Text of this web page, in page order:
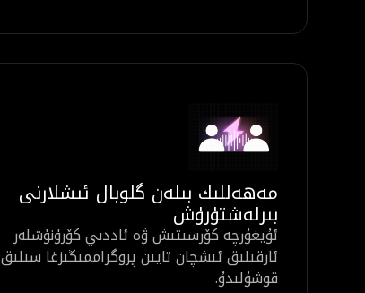
مەھەللىك بىلەن گلوبال ئىشلارنى
بىرلەشتۈرۈش
ئۇيغۇرچە كۆرسىتىش ۋە ئاددىي كۆرۈنۈشلەر
ئارقىلىق ئىشچان تايىن پروگراممىڭىزغا سىلىق
قوشۇلىدۇ.